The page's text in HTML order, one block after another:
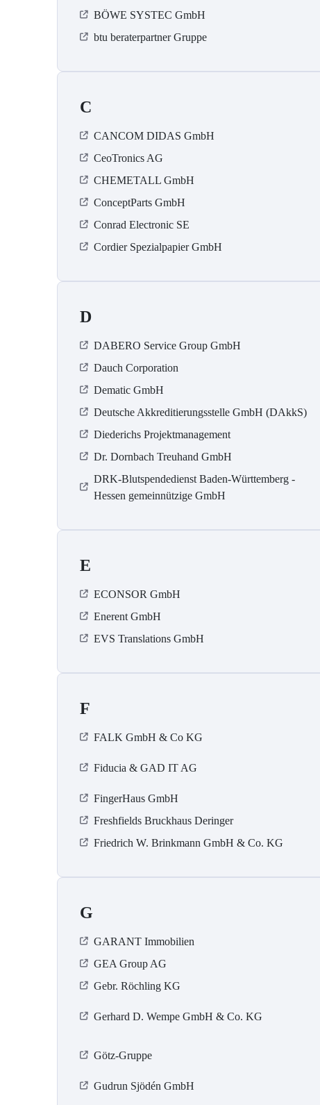
BÖWE SYSTEC GmbH
btu beraterpartner Gruppe
C
CANCOM DIDAS GmbH
CeoTronics AG
CHEMETALL GmbH
ConceptParts GmbH
Conrad Electronic SE
Cordier Spezialpapier GmbH
D
DABERO Service Group GmbH
Dauch Corporation
Dematic GmbH
Deutsche Akkreditierungsstelle GmbH (DAkkS)
Diederichs Projektmanagement
Dr. Dornbach Treuhand GmbH
DRK-Blutspendedienst Baden-Württemberg -
Hessen gemeinnützige GmbH
E
ECONSOR GmbH
Enerent GmbH
EVS Translations GmbH
F
FALK GmbH & Co KG
Fiducia & GAD IT AG
FingerHaus GmbH
Freshfields Bruckhaus Deringer
Friedrich W. Brinkmann GmbH & Co. KG
G
GARANT Immobilien
GEA Group AG
Gebr. Röchling KG
Gerhard D. Wempe GmbH & Co. KG
Götz-Gruppe
Gudrun Sjödén GmbH